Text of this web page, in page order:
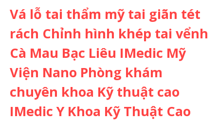
Vá lỗ tai thẩm mỹ tai giãn tét
rách Chỉnh hình khép tai vểnh
Cà Mau Bạc Liêu IMedic Mỹ
Viện Nano Phòng khám
chuyên khoa Kỹ thuật cao
IMedic Y Khoa Kỹ Thuật Cao